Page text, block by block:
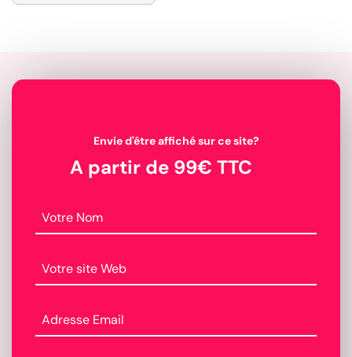
Envie d'être affiché sur ce site?
A partir de 99€ TTC